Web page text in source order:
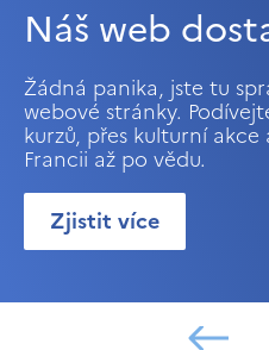
Náš web
Žádná panika, jste tu
webové stránky.
kurzů, přes kulturní
Francii až po vědu.
Zjistit více